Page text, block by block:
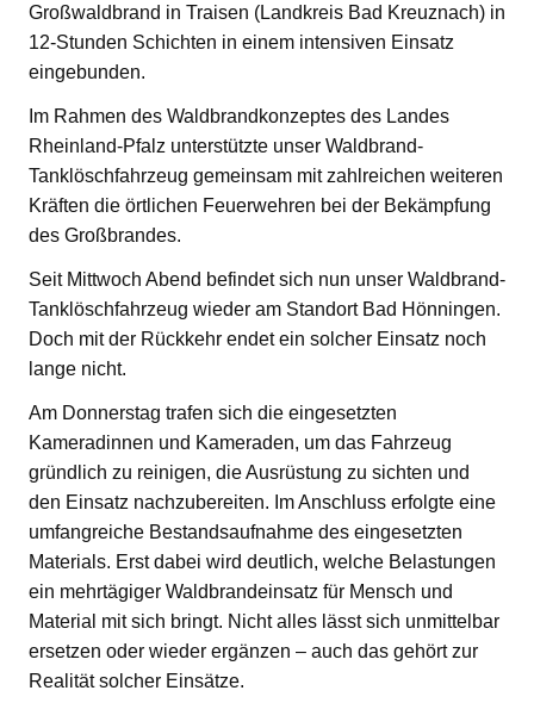
Großwaldbrand in Traisen (Landkreis Bad Kreuznach) in
12-Stunden Schichten in einem intensiven Einsatz
eingebunden.
Im Rahmen des Waldbrandkonzeptes des Landes
Rheinland-Pfalz unterstützte unser Waldbrand-
Tanklöschfahrzeug gemeinsam mit zahlreichen weiteren
Kräften die örtlichen Feuerwehren bei der Bekämpfung
des Großbrandes.
Seit Mittwoch Abend befindet sich nun unser Waldbrand-
Tanklöschfahrzeug wieder am Standort Bad Hönningen.
Doch mit der Rückkehr endet ein solcher Einsatz noch
lange nicht.
Am Donnerstag trafen sich die eingesetzten
Kameradinnen und Kameraden, um das Fahrzeug
gründlich zu reinigen, die Ausrüstung zu sichten und
den Einsatz nachzubereiten. Im Anschluss erfolgte eine
umfangreiche Bestandsaufnahme des eingesetzten
Materials. Erst dabei wird deutlich, welche Belastungen
ein mehrtägiger Waldbrandeinsatz für Mensch und
Material mit sich bringt. Nicht alles lässt sich unmittelbar
ersetzen oder wieder ergänzen – auch das gehört zur
Realität solcher Einsätze.